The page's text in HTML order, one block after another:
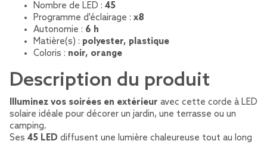
Nombre de LED : 45
Programme d'éclairage : x8
Autonomie : 6 h
Matière(s) : polyester, plastique
Coloris : noir, orange
Description du produit
Illuminez vos soirées en extérieur avec cette corde à LED
solaire idéale pour décorer un jardin, une terrasse ou un
camping.
Ses 45 LED diffusent une lumière chaleureuse tout au long